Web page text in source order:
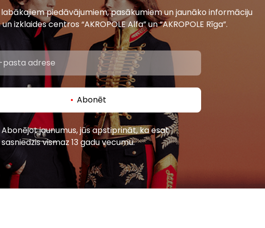
piedāvājumiem, pasākumiem un jaunāko informāciju
izklaides centros “AKROPOLE Alfa” un “AKROPOLE Rīga”.
Abonēt
Abonējot jaunumus, jūs apstiprināt, ka esat
sasniedzis vismaz 13 gadu vecumu.